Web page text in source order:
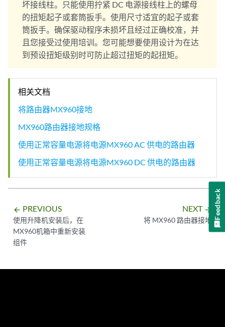
坏接线柱。只能使用拧紧 DC 电源接线柱上的螺母
的扭矩起子或套筒扳手。使用尺寸适宜的起子或套
筒扳手。确保驱动程序未损坏且经过正确校准，并
且您接受过使用培训。您可能想要使用设计为在达
到预设扭矩级别时可防止超过扭矩的起扭矩。
相关文档
将路由器MX960接地
MX960路由器接地规格
使用正常容量电源将电源MX960 AC 供电的路由器
使用正常容量电源将电源MX960 DC 供电的路由器
arrow_backward PREVIOUS
使用升降机安装后，在
MX960机箱中重新安装
组件
NEXT arrow_forward
将 MX960 路由器接地
Feedback